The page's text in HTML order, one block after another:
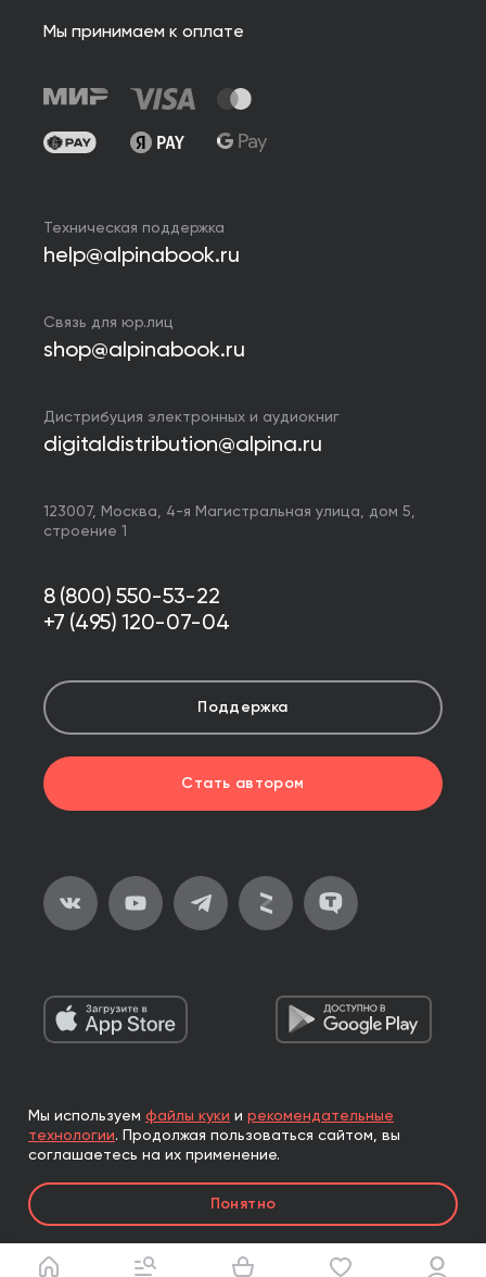
Мы принимаем к оплате
Техническая поддержка
help@alpinabook.ru
Связь для юр.лиц
shop@alpinabook.ru
Дистрибуция электронных и аудиокниг
digitaldistribution@alpina.ru
123007, Москва, 4-я Магистральная улица, дом 5,
строение 1
8 (800) 550-53-22
+7 (495) 120-07-04
Поддержка
Стать автором
2026, ООО «Альпина Паблишер»
Все права защищены
Книги реализуются ООО «Альпина Паблишер»
по договору комиссии с ООО «Альпина нон-фикшн»,
по договору комиссии с ООО «Альпина ПРО».
Мы используем файлы куки и рекомендательные
технологии. Продолжая пользоваться сайтом, вы
соглашаетесь на их применение.
Понятно